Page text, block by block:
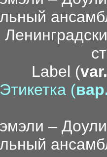
Label (
Этикетка (